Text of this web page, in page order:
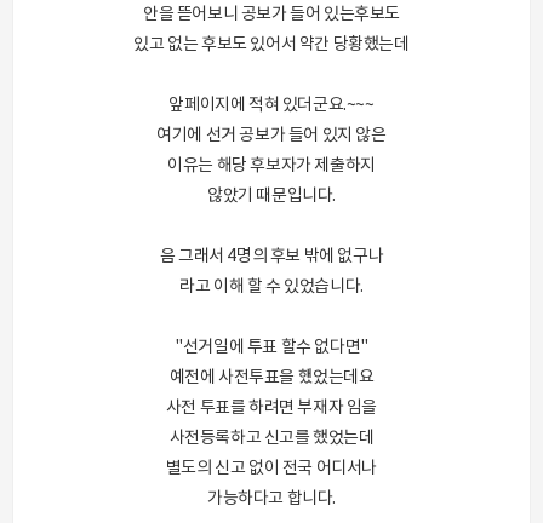
안을 뜯어보니 공보가 들어 있는후보도
있고 없는 후보도 있어서 약간 당황했는데
앞페이지에 적혀 있더군요.~~~
여기에 선거 공보가 들어 있지 않은
이유는 해당 후보자가 제출하지
않았기 때문입니다.
음 그래서 4명의 후보 밖에 없구나
라고 이해 할 수 있었습니다.
"선거일에 투표 할수 없다면"
예전에 사전투표을 했었는데요
사전 투표를 하려면 부재자 임을
사전등록하고 신고를 했었는데
별도의 신고 없이 전국 어디서나
가능하다고 합니다.